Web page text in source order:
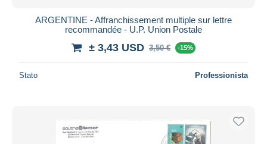
ARGENTINE - Affranchissement multiple sur lettre
recommandée - U.P. Union Postale
± 3,43 USD 3,50 € -15%
Stato Professionista